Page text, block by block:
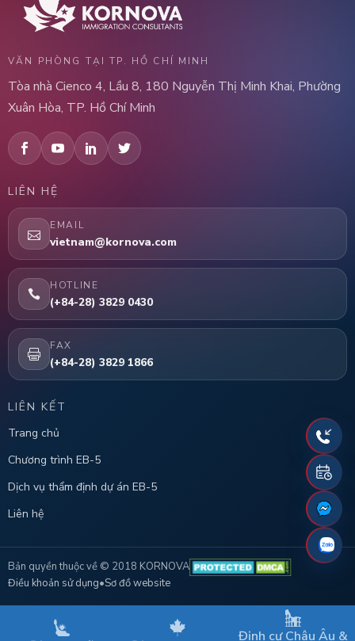
Định cư Châu Âu &
VĂN PHÒNG TẠI TP. HỒ CHÍ MINH
Tòa nhà Cienco 4, Lầu 8, 180 Nguyễn Thị Minh Khai, Phường
Xuân Hòa, TP. Hồ Chí Minh
LIÊN HỆ
EMAIL
vietnam@kornova.com
HOTLINE
(+84-28) 3829 0430
FAX
(+84-28) 3829 1866
LIÊN KẾT
Trang chủ
Chương trình EB-5
Dịch vụ thẩm định dự án EB-5
Liên hệ
Bản quyền thuộc về © 2018 KORNOVA
Điều khoản sử dụng•Sơ đồ website